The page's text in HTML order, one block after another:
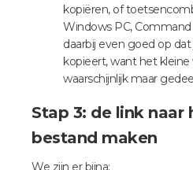
kopiëren, of
Windows PC,
daarbij even goed op
kopieert, want het
waarschijnlijk maar
Stap 3: de link naar
bestand maken
We zijn er bijna: